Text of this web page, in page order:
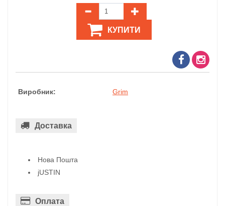
КУПИТИ
Виробник: Grim
Доставка
Нова Пошта
jUSTIN
Оплата